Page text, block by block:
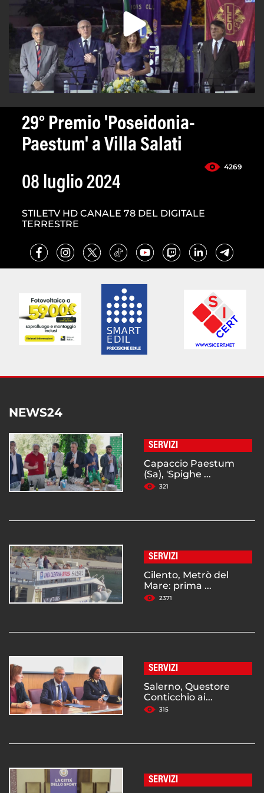
29° Premio 'Poseidonia-
Paestum' a Villa Salati
4269
08 luglio 2024
STILETV HD CANALE 78 DEL DIGITALE
TERRESTRE
NEWS24
SERVIZI
Capaccio Paestum
(Sa), 'Spighe ...
321
SERVIZI
Cilento, Metrò del
Mare: prima ...
2371
SERVIZI
Salerno, Questore
Conticchio ai...
315
SERVIZI